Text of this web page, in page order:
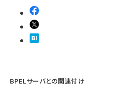
BPELサーバとの関連付け